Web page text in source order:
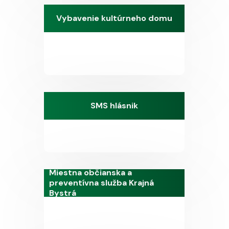
Vybavenie kultúrneho domu
SMS hlásnik
Miestna občianska a
preventívna služba Krajná
Bystrá